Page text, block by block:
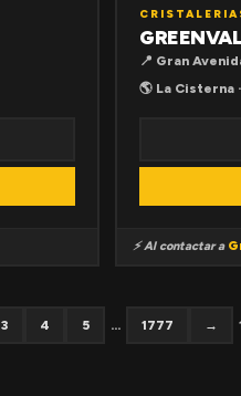
GREENVAL
📍 Gran
🌎 La Cisterna
⚡ Al contactar a
3 4 5 ... 1777 →